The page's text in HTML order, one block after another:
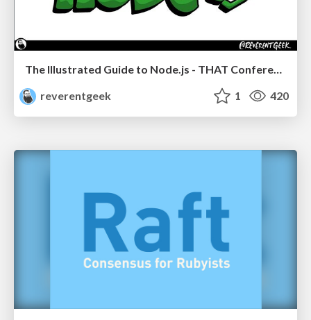
The Illustrated Guide to Node.js - THAT Conference 2024
reverentgeek
1 420